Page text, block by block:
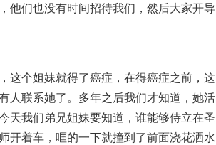
他们也没有时间招待我们，然后大家开导
这个姐妹就得了癌症，在得癌症之前，这
人联系她了。多年之后我们才知道，她活
天我们弟兄姐妹要知道，谁能够侍立在圣
开着车，哐的一下就撞到了前面浇花洒水